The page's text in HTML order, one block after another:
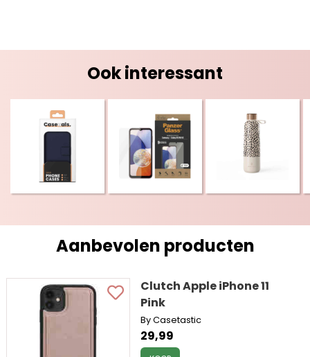
Ook interessant
Aanbevolen producten
Clutch Apple iPhone 11
Pink
By Casetastic
29,99